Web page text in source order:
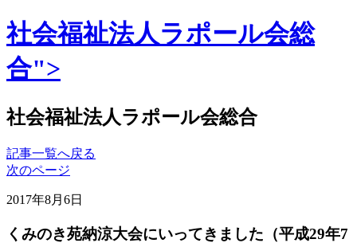
社会福祉法人ラポール会総
合">
社会福祉法人ラポール会総合
記事一覧へ戻る
次のページ
2017年8月6日
くみのき苑納涼大会にいってきました（平成29年7